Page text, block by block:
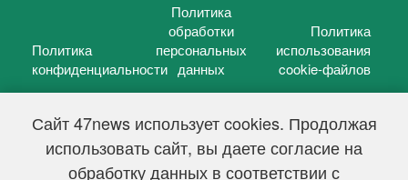
Сайт 47news использует cookies. Продолжая
использовать сайт, вы даете согласие на
обработку данных в соответствии с
Политика
конфиденциальности
Политика
обработки
персональных
данных
Политика
использования
cookie-файлов
47 новостей (47 news)2005 — 2026 г.
Свидетельство о регистрации СМИ Эл № ФС 77-39848, выдано